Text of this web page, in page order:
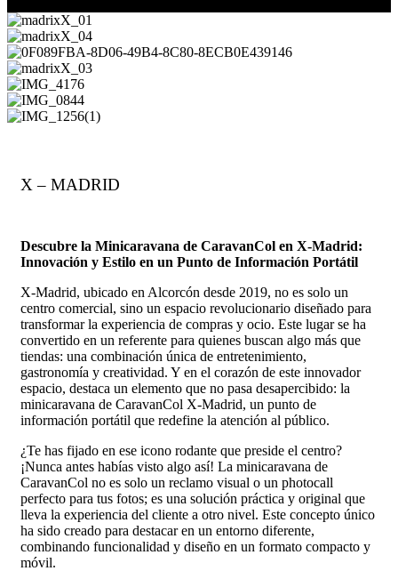
X – MADRID
Descubre la Minicaravana de CaravanCol en X-Madrid:
Innovación y Estilo en un Punto de Información Portátil
X-Madrid, ubicado en Alcorcón desde 2019, no es solo un
centro comercial, sino un espacio revolucionario diseñado para
transformar la experiencia de compras y ocio. Este lugar se ha
convertido en un referente para quienes buscan algo más que
tiendas: una combinación única de entretenimiento,
gastronomía y creatividad. Y en el corazón de este innovador
espacio, destaca un elemento que no pasa desapercibido: la
minicaravana de CaravanCol X-Madrid, un punto de
información portátil que redefine la atención al público.
¿Te has fijado en ese icono rodante que preside el centro?
¡Nunca antes habías visto algo así! La minicaravana de
CaravanCol no es solo un reclamo visual o un photocall
perfecto para tus fotos; es una solución práctica y original que
lleva la experiencia del cliente a otro nivel. Este concepto único
ha sido creado para destacar en un entorno diferente,
combinando funcionalidad y diseño en un formato compacto y
móvil.